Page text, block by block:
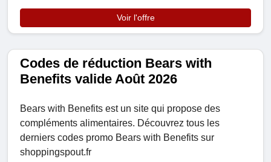
Voir l'offre
Codes de réduction Bears with
Benefits valide Août 2026
Bears with Benefits est un site qui propose des
compléments alimentaires. Découvrez tous les
derniers codes promo Bears with Benefits sur
shoppingspout.fr